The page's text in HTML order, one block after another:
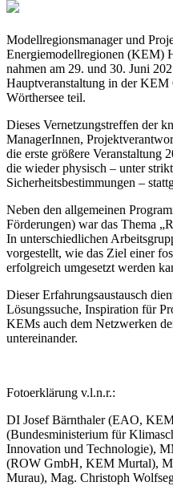
Modellregionsmanager und
Energiemodellregionen (KEM)
nahmen am 29. und 30. Juni
Hauptveranstaltung in der KEM
Wörthersee teil.
Dieses Vernetzungstreffen der
ManagerInnen,
die erste größere Veranstaltung
die wieder physisch – unter
Sicherheitsbestimmungen –
Neben den allgemeinen
Förderungen) war das Thema
In unterschiedlichen
vorgestellt, wie das Ziel einer
erfolgreich umgesetzt werden
Dieser Erfahrungsaustausch
Lösungssuche, Inspiration für
KEMs auch dem Netzwerken
untereinander.
Fotoerklärung v.l.n.r.:
DI Josef Bärnthaler (EAO,
(Bundesministerium für
Innovation und Technologie),
(ROW GmbH, KEM Murtal),
Murau), Mag. Christoph